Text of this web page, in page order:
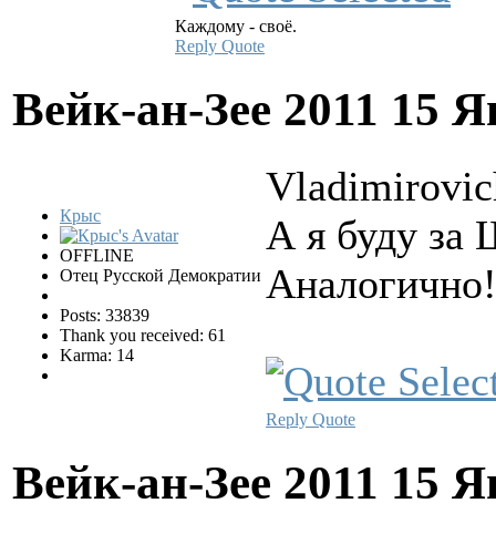
Каждому - своё.
Reply Quote
Вейк-ан-Зее 2011 15
Крыс
OFFLINE
Отец Русской Демократии
Posts: 33839
Thank you received: 61
Karma: 14
А я буду за
Аналогично!
Reply Quote
Вейк-ан-Зее 2011 15